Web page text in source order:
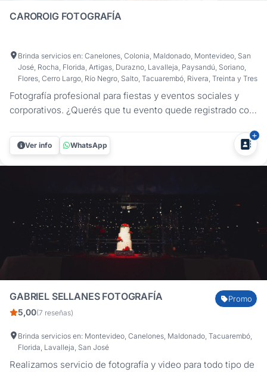
CAROROIG FOTOGRAFÍA
Brinda servicios en: Canelones, Colonia, Maldonado, Montevideo, San
José, Rocha, Florida, Artigas, Durazno, Lavalleja, Paysandú, Soriano,
Flores, Cerro Largo, Río Negro, Salto, Tacuarembó, Rivera, Treinta y Tres
Fotografía profesional para fiestas y eventos sociales y
corporativos. ¿Querés que tu evento quede registrado con
se vivió? En CaroRoig Fotografía me especializo en
fotografía de eventos en Uruguay, captando cada momento
importante de...
Ver info WhatsApp
GABRIEL SELLANES FOTOGRAFÍA
5,00(7 reseñas)
Promo
Brinda servicios en: Montevideo, Canelones, Maldonado, Tacuarembó,
Florida, Lavalleja, San José
Realizamos servicio de fotografía y video para todo tipo de